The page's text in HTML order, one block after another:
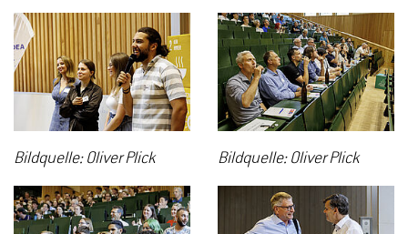
Bildquelle: Oliver Plick Bildquelle: Oliver Plick